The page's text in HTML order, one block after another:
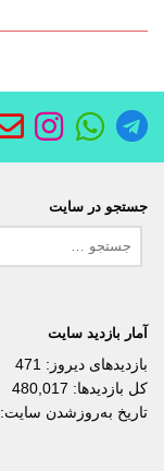
جستجو در سایت
آمار بازدید سایت
بازدیدهای دیروز: 471
کل بازدیدها: 480,017
تاریخ به‌روزشدن سایت: